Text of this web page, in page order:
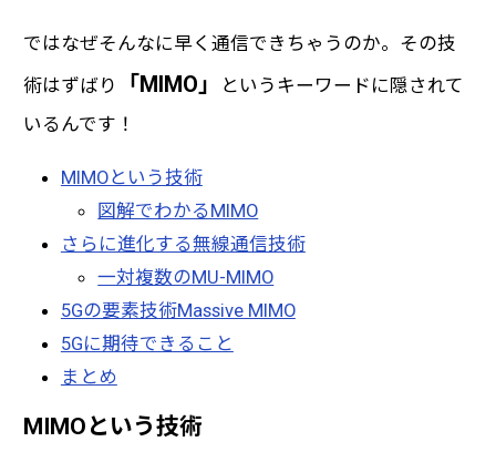
ではなぜそんなに早く通信できちゃうのか。その技
術はずばり
「MIMO」
というキーワードに隠されて
いるんです！
MIMOという技術
図解でわかるMIMO
さらに進化する無線通信技術
一対複数のMU-MIMO
5Gの要素技術Massive MIMO
5Gに期待できること
まとめ
MIMOという技術